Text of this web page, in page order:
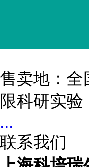
售卖地：全
限科研实
...
联系我们